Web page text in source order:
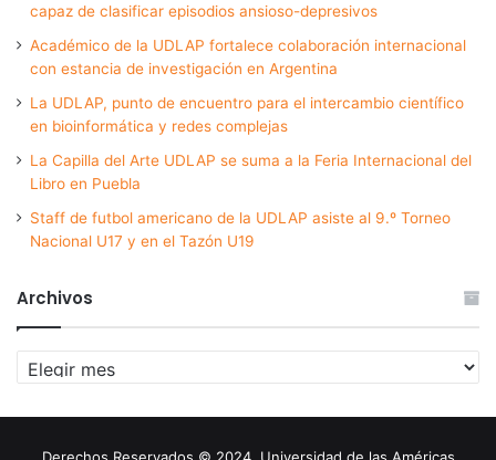
capaz de clasificar episodios ansioso-depresivos
Académico de la UDLAP fortalece colaboración internacional
con estancia de investigación en Argentina
La UDLAP, punto de encuentro para el intercambio científico
en bioinformática y redes complejas
La Capilla del Arte UDLAP se suma a la Feria Internacional del
Libro en Puebla
Staff de futbol americano de la UDLAP asiste al 9.º Torneo
Nacional U17 y en el Tazón U19
Archivos
Archivos